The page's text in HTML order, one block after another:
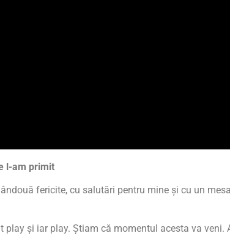
l-am primit
fericite, cu salutări pentru mine și cu un
și iar play. Știam că momentul acesta va